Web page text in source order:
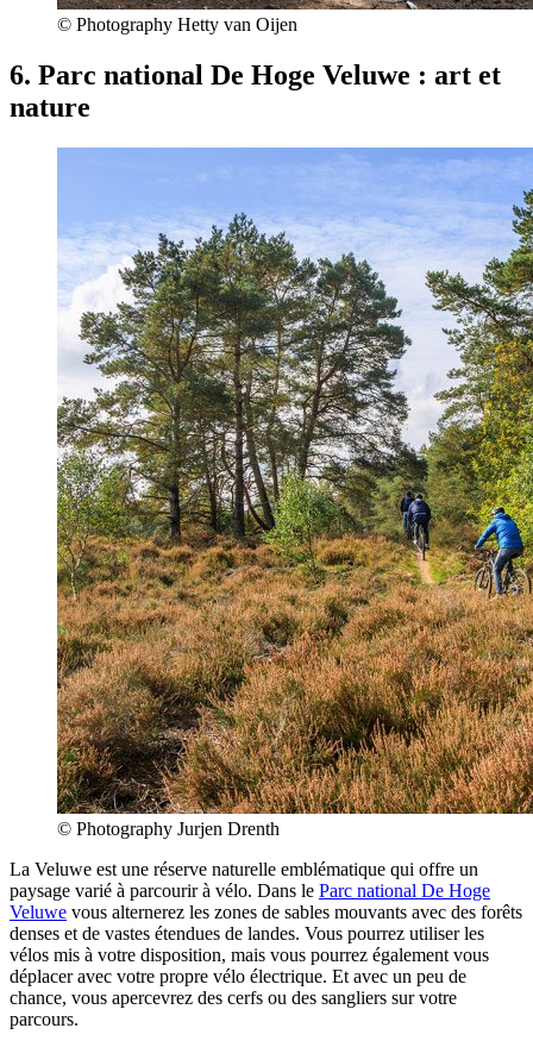
© Photography Hetty van Oijen
6. Parc national De Hoge Veluwe : art et
nature
© Photography Jurjen Drenth
La Veluwe est une réserve naturelle emblématique qui offre un
paysage varié à parcourir à vélo. Dans le Parc national De Hoge
Veluwe vous alternerez les zones de sables mouvants avec des forêts
denses et de vastes étendues de landes. Vous pourrez utiliser les
vélos mis à votre disposition, mais vous pourrez également vous
déplacer avec votre propre vélo électrique. Et avec un peu de
chance, vous apercevrez des cerfs ou des sangliers sur votre
parcours.